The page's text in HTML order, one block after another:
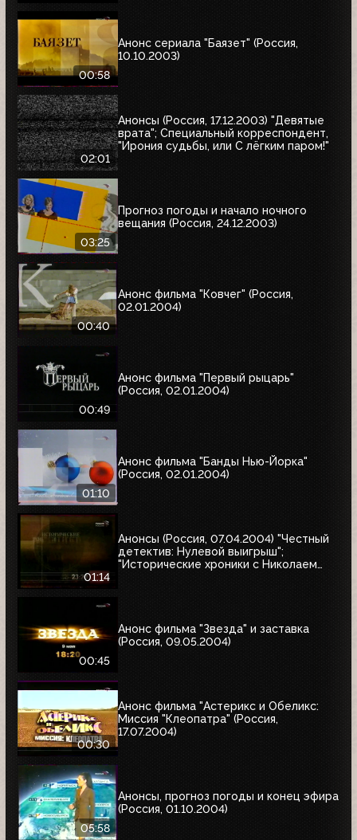
00:58
Анонс сериала "Баязет" (Россия,
10.10.2003)
02:01
Анонсы (Россия, 17.12.2003) "Девятые
врата"; Специальный корреспондент,
"Ирония судьбы, или С лёгким паром!"
03:25
Прогноз погоды и начало ночного
вещания (Россия, 24.12.2003)
00:40
Анонс фильма "Ковчег" (Россия,
02.01.2004)
00:49
Анонс фильма "Первый рыцарь"
(Россия, 02.01.2004)
01:10
Анонс фильма "Банды Нью-Йорка"
(Россия, 02.01.2004)
01:14
Анонсы (Россия, 07.04.2004) "Честный
детектив: Нулевой выигрыш";
"Исторические хроники с Николаем
00:45
Анонс фильма "Звезда" и заставка
(Россия, 09.05.2004)
00:30
Анонс фильма "Астерикс и Обеликс:
Миссия "Клеопатра" (Россия,
17.07.2004)
05:58
Анонсы, прогноз погоды и конец эфира
(Россия, 01.10.2004)